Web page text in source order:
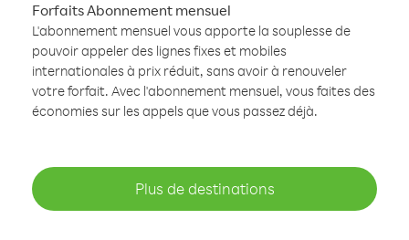
Forfaits Abonnement mensuel
L'abonnement mensuel vous apporte la souplesse de
pouvoir appeler des lignes fixes et mobiles
internationales à prix réduit, sans avoir à renouveler
votre forfait. Avec l'abonnement mensuel, vous faites des
économies sur les appels que vous passez déjà.
Plus de destinations